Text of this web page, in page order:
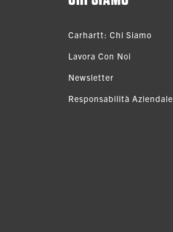
Carhartt: Chi Siamo
Lavora Con Noi
Newsletter
Responsabilità Aziendale